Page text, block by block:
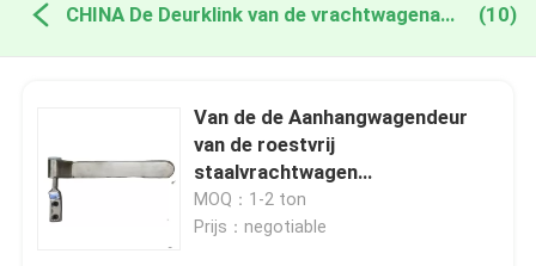
CHINA De Deurklink van de vrachtwagenaanhangwagen (10)
Van de de Aanhangwagendeur
van de roestvrij
staalvrachtwagen
Gegalvaniseerde Slot van de de
Klink het Zijdeur
MOQ：1-2 ton
Prijs：negotiable